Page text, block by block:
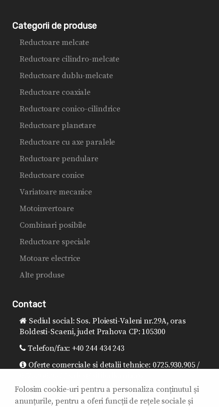
Categorii de produse
Reductoare melcate
Reductoare cilindro-melcate
Reductoare dublu-melcate
Reductoare coaxiale
Reductoare conico-cilindrice
Reductoare planetare
Reductoare cu axe paralele
Reductoare pendulare
Reductoare conice
Variatoare mecanice
Motoinvertoare
Combinari posibile
Reductoare speciale
Motoare electrice
Alte produse
Contact
Sediul social: Sos. Ploiesti-Valeni nr.29A, oras
Boldesti-Scaeni, judet Prahova CP: 105300
Telefon/fax: +40 244 434 243
Oferte comerciale si detalii tehnice: 0725.930.905 /
Director general: 0725.930.906 /
office@sitibalkania.ro
Folosim cookie-uri pentru a personaliza conținutul și
anunțurile, pentru a oferi funcții de rețele sociale și